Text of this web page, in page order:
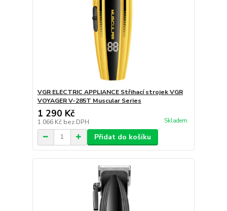
VGR ELECTRIC APPLIANCE Střihací strojek VGR
VOYAGER V-285T Muscular Series
1 290 Kč
1 066 Kč bez DPH Skladem
Přidat do košíku